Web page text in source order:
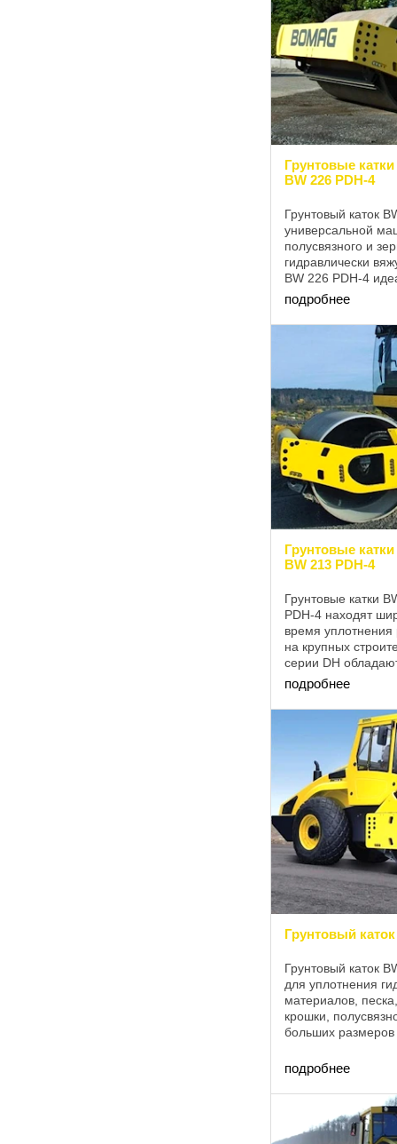
Грунтовые
BW 226 PDH-4
Грунтовый каток
универсальной
полусвязного и
гидравлически
BW 226 PDH-4
обработки
содержанием ...
подробнее
Грунтовые
BW 213 PDH-4
Грунтовые катки
PDH-4 находят
время уплотнения
на крупных
серии DH
преодолевать
антискольжения
подробнее
Грунтовый
Грунтовый каток
для уплотнения
материалов,
крошки,
больших размеров
на крупных ...
подробнее